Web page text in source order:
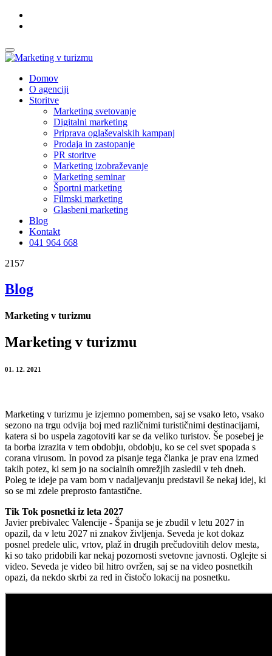
Domov
O agenciji
Storitve
Marketing svetovanje
Digitalni marketing
Priprava oglaševalskih kampanj
Prodaja in zastopanje
PR storitve
Marketing izobraževanje
Marketing seminar
Športni marketing
Filmski marketing
Glasbeni marketing
Blog
Kontakt
041 964 668
2157
Blog
Marketing v turizmu
Marketing v turizmu
01. 12. 2021
Marketing v turizmu je izjemno pomemben, saj se vsako leto, vsako
sezono na trgu odvija boj med različnimi turističnimi destinacijami,
katera si bo uspela zagotoviti kar se da veliko turistov. Še posebej je
ta borba izrazita v tem obdobju, obdobju, ko se cel svet spopada s
corana virusom. In povod za pisanje tega članka je prav ena izmed
takih potez, ki sem jo na socialnih omrežjih zasledil v teh dneh.
Poleg te ideje pa vam bom v nadaljevanju predstavil še nekaj idej, ki
so se mi zdele preprosto fantastične.
Tik Tok posnetki iz leta 2027
Javier prebivalec Valencije - Španija se je zbudil v letu 2027 in
opazil, da v letu 2027 ni znakov življenja. Seveda je kot dokaz
posnel predele ulic, vrtov, plaž in drugih prečudovitih delov mesta,
ki so tako pridobili kar nekaj pozornosti svetovne javnosti. Oglejte si
video. Seveda je video bil hitro ovržen, saj se na video posnetkih
opazi, da nekdo skrbi za red in čistočo lokacij na posnetku.